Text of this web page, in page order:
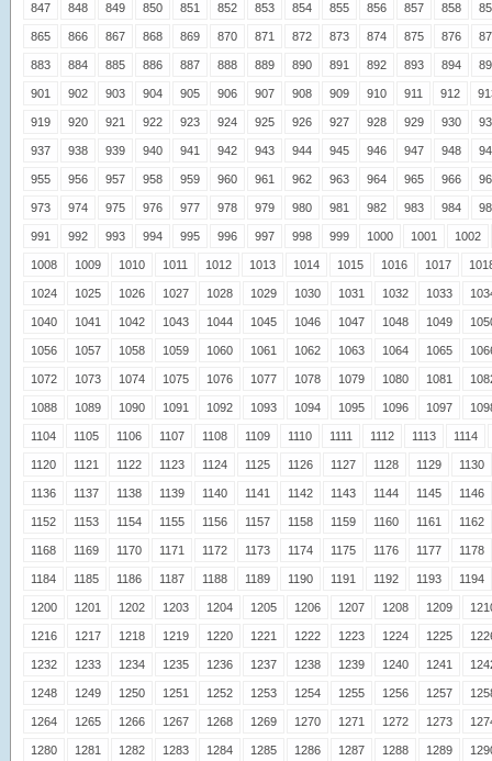
847 848 849 850 851 852 853 854 855 856 857 858
865 866 867 868 869 870 871 872 873 874 875 876
883 884 885 886 887 888 889 890 891 892 893 894
901 902 903 904 905 906 907 908 909 910 911 912
919 920 921 922 923 924 925 926 927 928 929 930
937 938 939 940 941 942 943 944 945 946 947 948
955 956 957 958 959 960 961 962 963 964 965 966
973 974 975 976 977 978 979 980 981 982 983 984
991 992 993 994 995 996 997 998 999 1000 1001 1002
1008 1009 1010 1011 1012 1013 1014 1015 1016 1017
1024 1025 1026 1027 1028 1029 1030 1031 1032 1033
1040 1041 1042 1043 1044 1045 1046 1047 1048 1049
1056 1057 1058 1059 1060 1061 1062 1063 1064 1065
1072 1073 1074 1075 1076 1077 1078 1079 1080 1081
1088 1089 1090 1091 1092 1093 1094 1095 1096 1097
1104 1105 1106 1107 1108 1109 1110 1111 1112 1113 1114
1120 1121 1122 1123 1124 1125 1126 1127 1128 1129 1130
1136 1137 1138 1139 1140 1141 1142 1143 1144 1145 1146
1152 1153 1154 1155 1156 1157 1158 1159 1160 1161 1162
1168 1169 1170 1171 1172 1173 1174 1175 1176 1177 1178
1184 1185 1186 1187 1188 1189 1190 1191 1192 1193 1194
1200 1201 1202 1203 1204 1205 1206 1207 1208 1209
1216 1217 1218 1219 1220 1221 1222 1223 1224 1225
1232 1233 1234 1235 1236 1237 1238 1239 1240 1241
1248 1249 1250 1251 1252 1253 1254 1255 1256 1257
1264 1265 1266 1267 1268 1269 1270 1271 1272 1273
1280 1281 1282 1283 1284 1285 1286 1287 1288 1289